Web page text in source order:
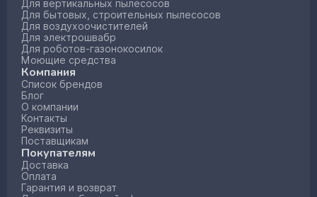
Для вертикальных пылесосов
Для бытовых, строительных пылесосов
Для воздухоочистителей
Для электрошвабр
Для роботов-газонокосилок
Моющие средства
Компания
Список брендов
Блог
О компании
Контакты
Реквизиты
Поставщикам
Покупателям
Доставка
Оплата
Гарантия и возврат